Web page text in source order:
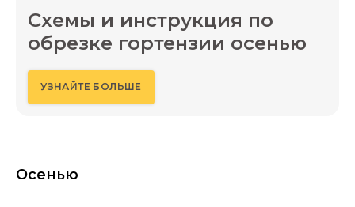
Схемы и инструкция по
обрезке гортензии осенью
УЗНАЙТЕ БОЛЬШЕ
Осенью